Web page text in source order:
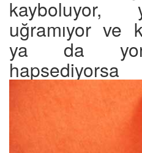
kayboluyor,
uğramıyor ve
ya da
hapsediyorsa